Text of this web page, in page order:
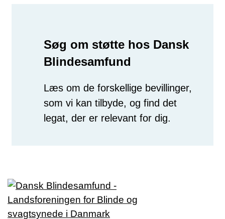
Søg om støtte hos Dansk
Blindesamfund
Læs om de forskellige bevillinger,
som vi kan tilbyde, og find det
legat, der er relevant for dig.